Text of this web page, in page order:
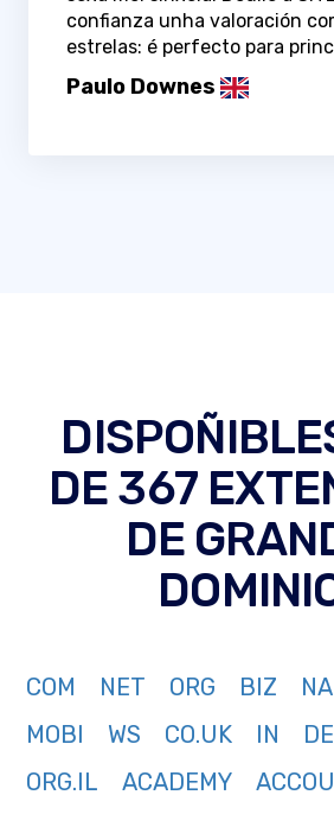
confianza unha valoración
estrelas: é perfecto para
Paulo Downes
DE 367
DE
COM NET ORG BIZ
MOBI
WS CO.UK IN DE
ORG.IL
ACADEMY